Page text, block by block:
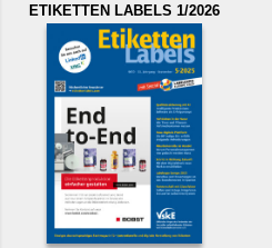
ETIKETTEN LABELS 1/2026